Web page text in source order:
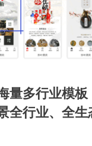
量多行业模板
全行业、全